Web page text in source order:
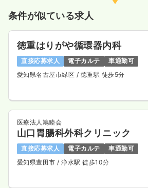
外来正・准看護師
日勤のみ（常勤）
※一例
時間 8:30～16:45
日祝休み
ブランク可 月給25万円以上可
条件が似ている求人
徳重はりがや循環器内科
直接応募求人 電子カルテ
車通勤可
愛知県名古屋市緑区 / 徳重駅 徒歩5分
医療法人鳩睦会
山口胃腸科外科クリニック
直接応募求人 電子カルテ
車通勤可
愛知県豊田市 / 浄水駅 徒歩10分